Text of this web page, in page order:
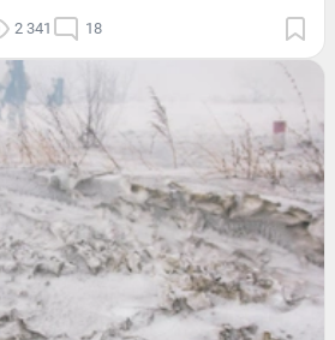
2 341 18